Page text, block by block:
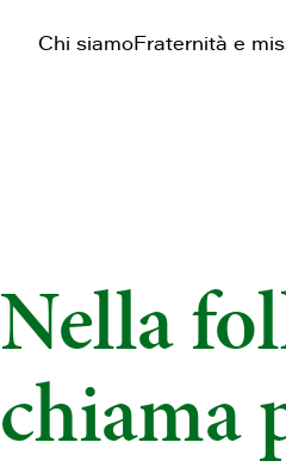
Chi siamoFraternità e
Nella
chiama